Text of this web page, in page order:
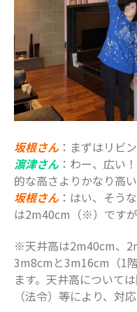
坂根さん：まずはリビ
濵津さん：わー、広い
的な高さよりかなり高
坂根さん：はい、そう
は2m40cm（※）ですが
※天井高は2m40cm、
3m8cmと3m16cm（1
ます。天井高について
（法令）等により、対